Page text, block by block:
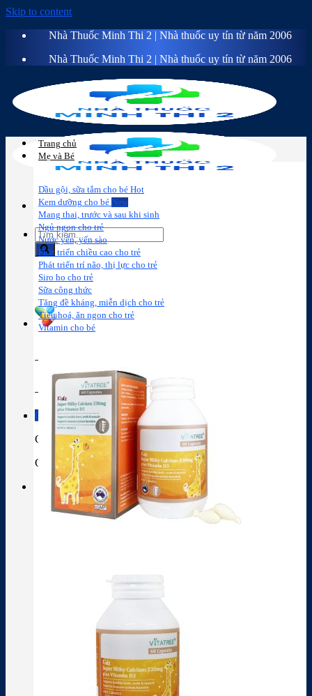
Skip to content
Nhà Thuốc Minh Thi 2 | Nhà thuốc uy tín từ năm 2006
Nhà Thuốc Minh Thi 2 | Nhà thuốc uy tín từ năm 2006
Sữa công
thức
Thành phần thuốc
Giỏ hàng
Giỏ hàng
Chưa có sản phẩm trong giỏ hàng.
Trang chủ
Mẹ và Bé
Dầu gội, sữa tắm cho bé
Kem dưỡng cho bé
Mang thai, trước và sau khi sinh
Ngủ ngon cho trẻ
Nước yến, yến sào
Phát triển chiều cao cho trẻ
Phát triển trí não, thị lực cho trẻ
Siro ho cho trẻ
Sữa công thức
Tăng đề kháng, miễn dịch cho trẻ
Tiêu hoá, ăn ngon cho trẻ
Vitamin cho bé